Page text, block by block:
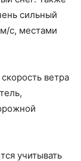
сильный
с, местами
ветра
учитывать